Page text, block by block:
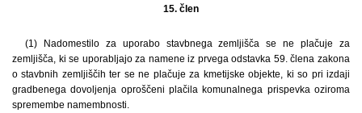
15. člen
(1) Nadomestilo za uporabo stavbnega zemljišča se ne plačuje za
zemljišča, ki se uporabljajo za namene iz prvega odstavka 59. člena zakona
o stavbnih zemljiščih ter se ne plačuje za kmetijske objekte, ki so pri izdaji
gradbenega dovoljenja oproščeni plačila komunalnega prispevka oziroma
spremembe namembnosti.